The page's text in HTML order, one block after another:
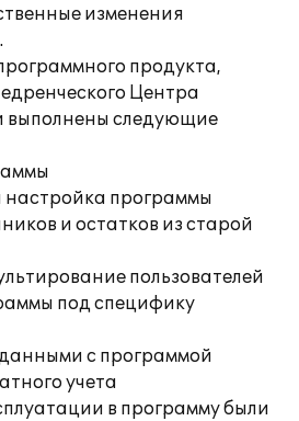
изменения
продукта,
Центра
следующие
настройка программы
и остатков из старой
пользователей
под специфику
с программой
учета
в программу были